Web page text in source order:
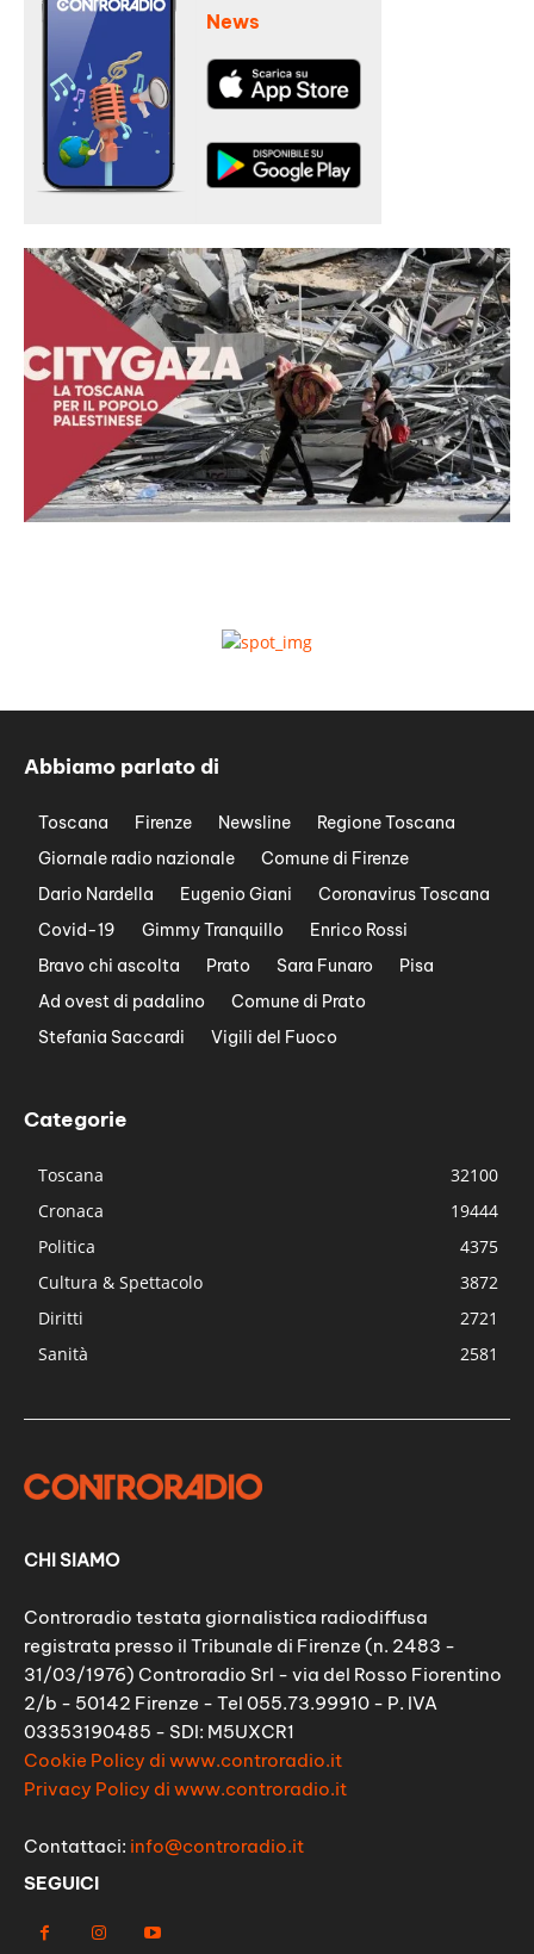
News
Abbiamo parlato di
Toscana Firenze Newsline
Regione Toscana
Giornale radio nazionale
Comune di Firenze
Dario Nardella
Eugenio Giani
Coronavirus Toscana
Covid-19
Gimmy Tranquillo
Enrico Rossi
Bravo chi ascolta
Prato Sara Funaro
Pisa
Ad ovest di padalino
Comune di Prato
Stefania Saccardi
Vigili del Fuoco
Categorie
Toscana
32100
Cronaca
19444
Politica
4375
Cultura & Spettacolo
3872
Diritti
2721
Sanità
2581
CHI SIAMO
Controradio testata giornalistica radiodiffusa
registrata presso il Tribunale di Firenze (n. 2483 -
31/03/1976) Controradio Srl - via del Rosso Fiorentino
2/b - 50142 Firenze - Tel 055.73.99910 - P. IVA
03353190485 - SDI: M5UXCR1
Cookie Policy di www.controradio.it
Privacy Policy di www.controradio.it
Contattaci: info@controradio.it
SEGUICI